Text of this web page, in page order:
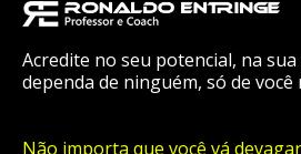
Acredite no seu potencial, na
dependa de ninguém, só de você
Não importa que você vá